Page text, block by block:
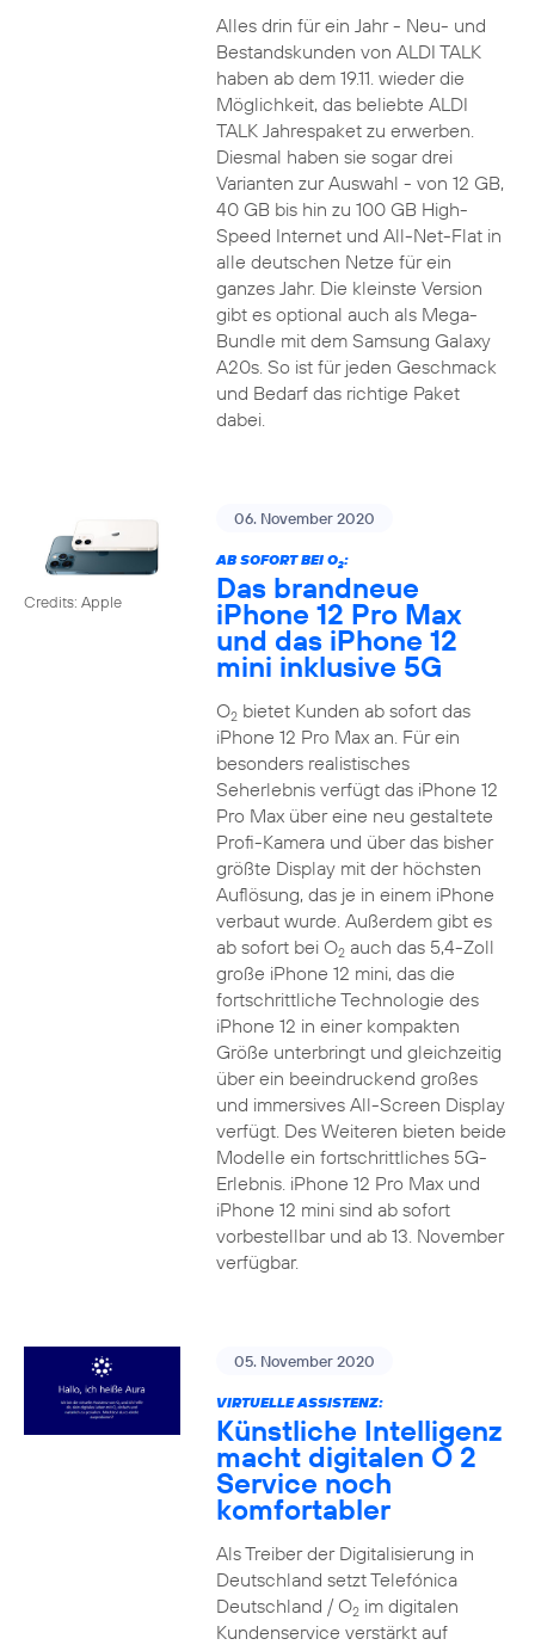
Alles drin für ein Jahr - Neu- und
Bestandskunden von ALDI TALK
haben ab dem 19.11. wieder die
Möglichkeit, das beliebte ALDI
TALK Jahrespaket zu erwerben.
Diesmal haben sie sogar drei
Varianten zur Auswahl - von 12 GB,
40 GB bis hin zu 100 GB High-
Speed Internet und All-Net-Flat in
alle deutschen Netze für ein
ganzes Jahr. Die kleinste Version
gibt es optional auch als Mega-
Bundle mit dem Samsung Galaxy
A20s. So ist für jeden Geschmack
und Bedarf das richtige Paket
dabei.
Credits: Apple
06. November 2020
AB SOFORT BEI O2:
Das brandneue
iPhone 12 Pro Max
und das iPhone 12
mini inklusive 5G
O2bietet Kunden ab sofort das
iPhone 12 Pro Max an. Für ein
besonders realistisches
Seherlebnis verfügt das iPhone 12
Pro Max über eine neu gestaltete
Profi-Kamera und über das bisher
größte Display mit der höchsten
Auflösung, das je in einem iPhone
verbaut wurde. Außerdem gibt es
ab sofort bei O2auch das 5,4-Zoll
große iPhone 12 mini, das die
fortschrittliche Technologie des
iPhone 12 in einer kompakten
Größe unterbringt und gleichzeitig
über ein beeindruckend großes
und immersives All-Screen Display
verfügt. Des Weiteren bieten beide
Modelle ein fortschrittliches 5G-
Erlebnis. iPhone 12 Pro Max und
iPhone 12 mini sind ab sofort
vorbestellbar und ab 13. November
verfügbar.
05. November 2020
VIRTUELLE ASSISTENZ:
Künstliche Intelligenz
macht digitalen O 2
Service noch
komfortabler
Als Treiber der Digitalisierung in
Deutschland setzt Telefónica
Deutschland / O2im digitalen
Kundenservice verstärkt auf